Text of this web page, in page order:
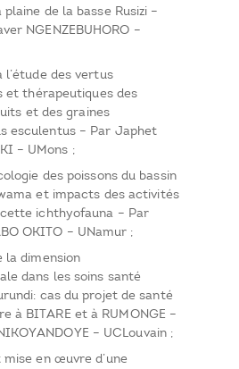
de la basse Rusizi –
NGENZEBUHORO –
des vertus
et thérapeutiques des
et des graines
esculentus – Par Japhet
– UMons ;
des poissons du bassin
et impacts des activités
ichthyofauna – Par
OKITO – UNamur ;
dimension
dans les soins santé
cas du projet de santé
à BITARE et à RUMONGE –
– UCLouvain ;
en œuvre d’une